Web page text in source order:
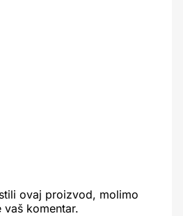
ovaj proizvod, molimo
vaš komentar.